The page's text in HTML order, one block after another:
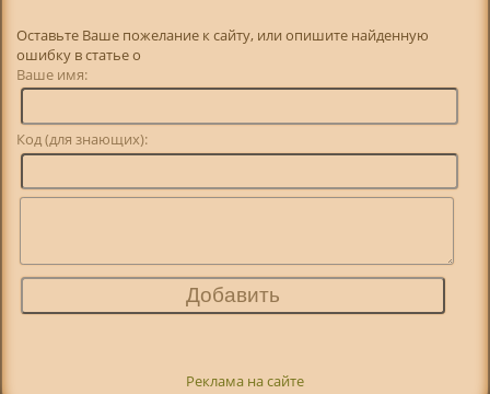
Оставьте Ваше пожелание к сайту, или опишите найденную
ошибку в статье о
Ваше имя:
Код (для знающих):
Реклама на сайте